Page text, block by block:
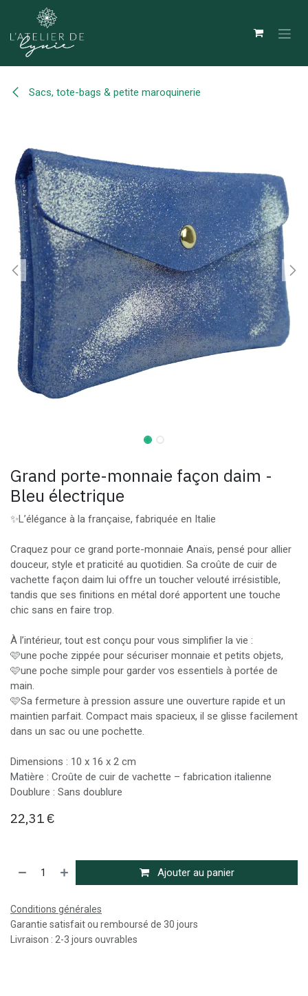
Se rendre au contenu
Sacs, tote-bags & petite maroquinerie
Grand porte-monnaie façon daim -
Bleu électrique
✨L’élégance à la française, fabriquée en Italie
Craquez pour ce grand porte-monnaie Anaïs, pensé pour allier
douceur, style et praticité au quotidien. Sa croûte de cuir de
vachette façon daim lui offre un toucher velouté irrésistible,
tandis que ses finitions en métal doré apportent une touche
chic sans en faire trop.
À l’intérieur, tout est conçu pour vous simplifier la vie :
🩷une poche zippée pour sécuriser monnaie et petits objets,
🩷une poche simple pour garder vos essentiels à portée de
main.
🩷Sa fermeture à pression assure une ouverture rapide et un
maintien parfait. Compact mais spacieux, il se glisse facilement
dans un sac ou une pochette.
Dimensions : 10 x 16 x 2 cm
Matière : Croûte de cuir de vachette – fabrication italienne
Doublure : Sans doublure
22,31 €
Ajouter au panier
Conditions générales
Garantie satisfait ou remboursé de 30 jours
Livraison : 2-3 jours ouvrables